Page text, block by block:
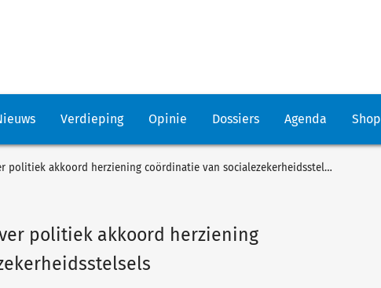
Verdieping Opinie Dossiers Agenda Shop
Minister SZW negatief over politiek akkoord herziening coördinatie van socialezekerheidsstelsels
politiek akkoord herziening